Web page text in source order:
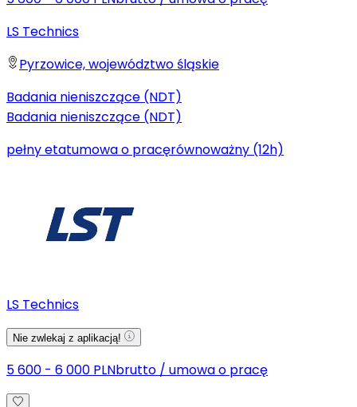
LS Technics
Pyrzowice, województwo śląskie
Badania nieniszczące (NDT)
Badania nieniszczące (NDT)
pełny etatumowa o pracęrównoważny (12h)
LS Technics
Nie zwlekaj z aplikacją!
5 600 - 6 000 PLNbrutto / umowa o pracę